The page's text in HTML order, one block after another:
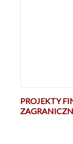
PROJEKTY